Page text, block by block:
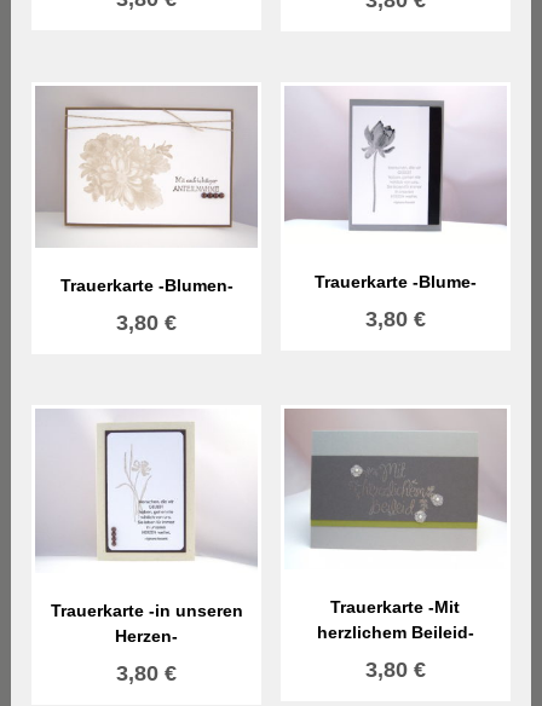
Trauerkarte -Blumen-
3,80€
Trauerkarte -Blume-
3,80 €
Trauerkarte -in unseren
Herzen-
3,80€
Trauerkarte -Mit
herzlichem Beileid-
3,80 €